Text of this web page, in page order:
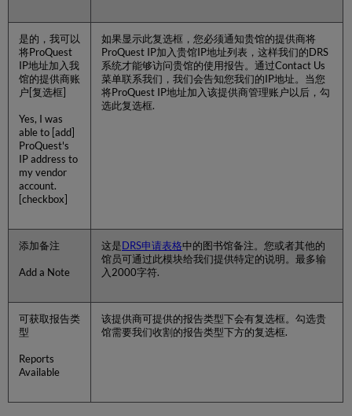
是的，我可以
将ProQuest
IP地址加入我
馆的提供商账
户[复选框]
Yes, I was
able to [add]
ProQuest's
IP address to
my vendor
account.
[checkbox]
如果显示此复选框，您必须通知贵馆的提供商将
ProQuest IP加入贵馆IP地址列表，这样我们的DRS
系统才能够访问贵馆的使用报告。通过Contact Us
菜单联系我们，我们会告知您我们的IP地址。当您
将ProQuest IP地址加入该提供商管理账户以后，勾
选此复选框.
添加备注
Add a Note
这是 DRS申请表格中的图书馆备注。您或者其他的
馆员可通过此模块给我们提供特定的说明。最多输
入2000字符.
可获取报告类
型
Reports
Available
该提供商可提供的报告类型下会有复选框。勾选贵
馆需要我们收割的报告类型下方的复选框.